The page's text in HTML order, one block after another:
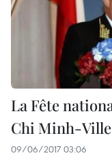
La Fête
Chi Minh-Ville
09/06/2017 03:06